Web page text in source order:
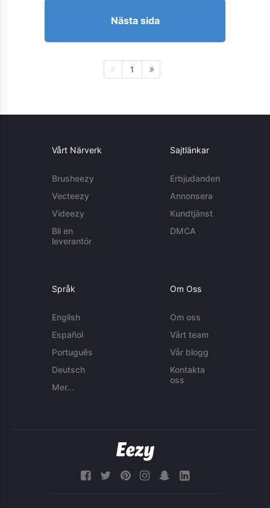
Nästa sida
1
Vårt Närverk
Brusheezy
Vecteezy
Videezy
Bli en
leverantör
Sajtlänkar
Erbjudanden
Annonsera
Kundtjänst
DMCA
Språk
English
Español
Português
Deutsch
Mer...
Om Oss
Om oss
Vårt team
Vår blogg
Kontakta
oss